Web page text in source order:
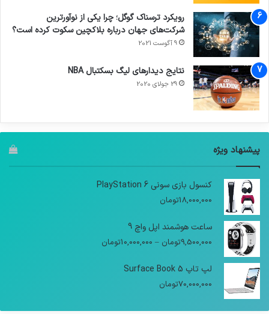
رویکرد ترسناک گوگل؛ چرا یکی از نوآورترین
شرکت‌های جهان درباره بلاکچین سکوت کرده است؟
9 آگوست 2021
نتایج دیدار‌های لیگ بسکتبال NBA
29 جولای 2020
پیشنهاد ویژه
کنسول بازی سونی PlayStation 6
18,000,000تومان
ساعت هوشمند اپل واچ 9
9,500,000تومان –
10,000,000تومان
لپ تاپ Surface Book 5
70,000,000تومان